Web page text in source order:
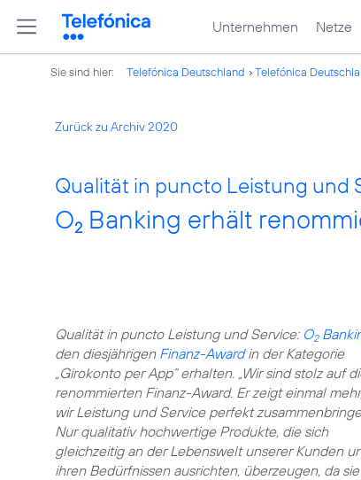
Unternehmen Netze
Sie sind hier: Telefónica Deutschland Telefónica
Zurück zu Archiv 2020
Qualität in puncto Leistung und
O2 Banking erhält
Qualität in puncto Leistung und Service: O2
den diesjährigen Finanz-Awardin der Kategorie
„Girokonto per App“ erhalten. „Wir sind stolz auf
renommierten Finanz-Award. Er zeigt einmal
wir Leistung und Service perfekt
Nur qualitativ hochwertige Produkte, die sich
gleichzeitig an der Lebenswelt unserer Kunden
ihren Bedürfnissen ausrichten, überzeugen, da sie